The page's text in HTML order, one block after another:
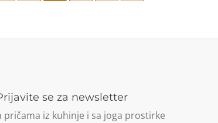
se za newsletter
pričama iz kuhinje i sa joga prostirke